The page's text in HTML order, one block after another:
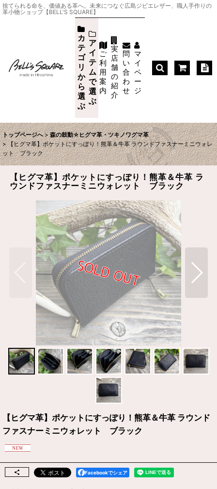
捨てられる命を、価値ある革へ。未来につなぐ広島ジビエレザー、職人手作りの
革小物ショップ【BELL'S SQUARE】
カ
テ
ゴ
リ
か
ら
選
ぶ
ア
イ
テ
ム
で
選
ぶ
ご
利
用
案
内
実
店
舗
の
紹
介
問
い
合
わ
せ
マ
イ
ペ
ー
ジ
トップページへ > 森の鼓動☆ヒグマ革・ツキノワグマ革
> 【ヒグマ革】ポケットにすっぽり！熊革＆牛革 ラウンドファスナーミニウォレ
ット ブラック
【ヒグマ革】ポケットにすっぽり！熊革＆牛革 ラ
ウンドファスナーミニウォレット ブラック
【ヒグマ革】ポケットにすっぽり！熊革＆牛革 ラウンド
ファスナーミニウォレット ブラック
Facebookでシェア